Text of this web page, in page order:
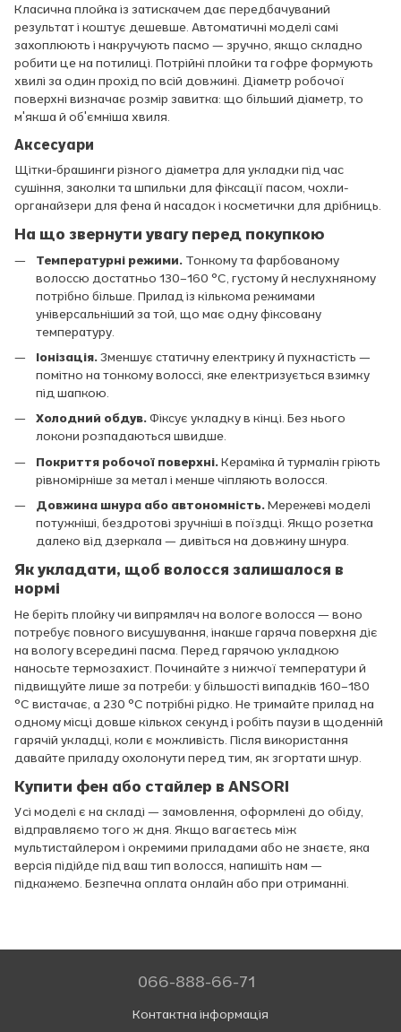
Класична плойка із затискачем дає передбачуваний
результат і коштує дешевше. Автоматичні моделі самі
захоплюють і накручують пасмо — зручно, якщо складно
робити це на потилиці. Потрійні плойки та гофре формують
хвилі за один прохід по всій довжині. Діаметр робочої
поверхні визначає розмір завитка: що більший діаметр, то
м'якша й об'ємніша хвиля.
Аксесуари
Щітки-брашинги різного діаметра для укладки під час
сушіння, заколки та шпильки для фіксації пасом, чохли-
органайзери для фена й насадок і косметички для дрібниць.
На що звернути увагу перед покупкою
Температурні режими. Тонкому та фарбованому
волоссю достатньо 130–160 °C, густому й неслухняному
потрібно більше. Прилад із кількома режимами
універсальніший за той, що має одну фіксовану
температуру.
Іонізація.Зменшує статичну електрику й пухнастість —
помітно на тонкому волоссі, яке електризується взимку
під шапкою.
Холодний обдув.Фіксує укладку в кінці. Без нього
локони розпадаються швидше.
Покриття робочої поверхні.Кераміка й турмалін гріють
рівномірніше за метал і менше чіпляють волосся.
Довжина шнура або автономність.Мережеві моделі
потужніші, бездротові зручніші в поїздці. Якщо розетка
далеко від дзеркала — дивіться на довжину шнура.
Як укладати, щоб волосся залишалося в
нормі
Не беріть плойку чи випрямляч на вологе волосся — воно
потребує повного висушування, інакше гаряча поверхня діє
на вологу всередині пасма. Перед гарячою укладкою
наносьте термозахист. Починайте з нижчої температури й
підвищуйте лише за потреби: у більшості випадків 160–180
°C вистачає, а 230 °C потрібні рідко. Не тримайте прилад на
одному місці довше кількох секунд і робіть паузи в щоденній
гарячій укладці, коли є можливість. Після використання
давайте приладу охолонути перед тим, як згортати шнур.
Купити фен або стайлер в ANSORI
Усі моделі є на складі — замовлення, оформлені до обіду,
відправляємо того ж дня. Якщо вагаєтесь між
мультистайлером і окремими приладами або не знаєте, яка
версія підійде під ваш тип волосся, напишіть нам —
підкажемо. Безпечна оплата онлайн або при отриманні.
066-888-66-71
Контактна інформація